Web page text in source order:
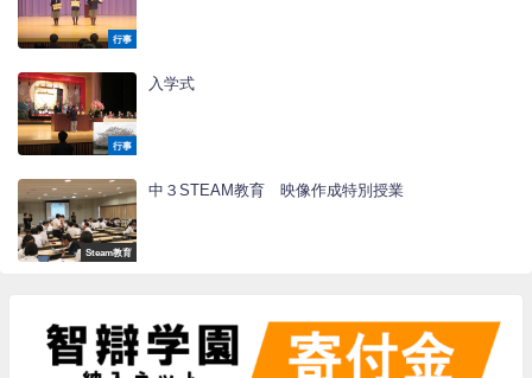
行事
行事
入学式
Steam教育
中３STEAM教育 映像作成特別授業